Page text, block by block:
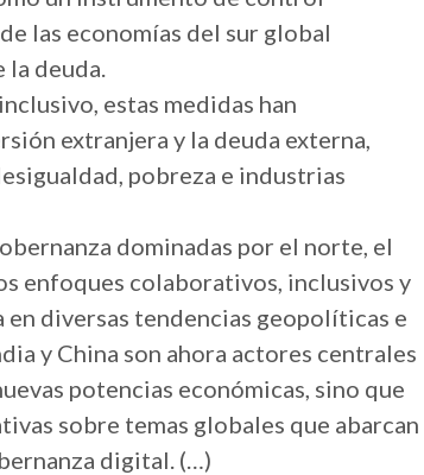
las economías del sur global
la deuda.
estas medidas han
extranjera y la deuda externa,
pobreza e industrias
dominadas por el norte, el
enfoques colaborativos, inclusivos y
diversas tendencias geopolíticas e
y China son ahora actores centrales
potencias económicas, sino que
sobre temas globales que abarcan
digital. (…)